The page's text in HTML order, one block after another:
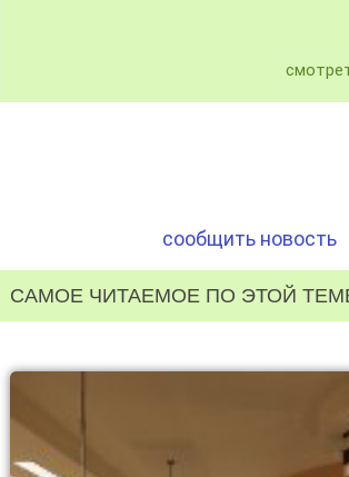
сообщить новость
САМОЕ ЧИТАЕМОЕ ПО ЭТОЙ